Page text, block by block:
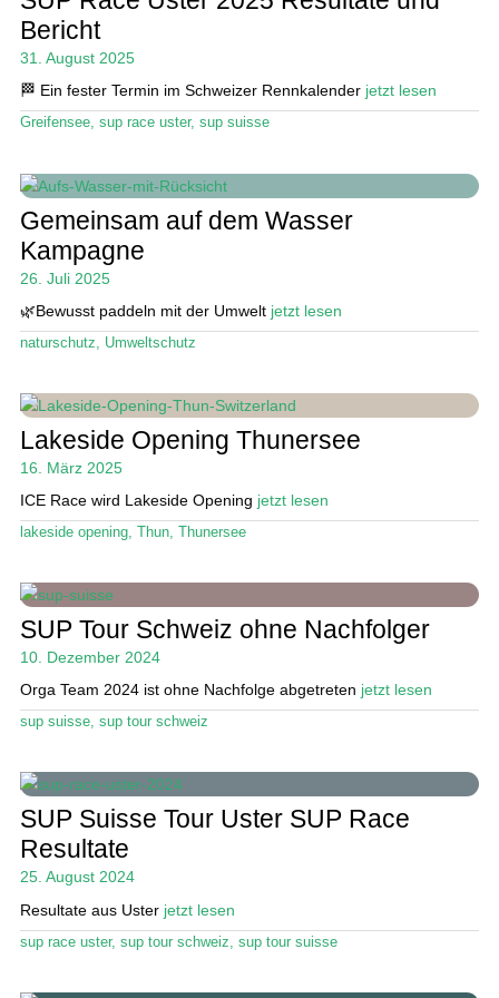
Bericht
31. August 2025
🏁 Ein fester Termin im Schweizer Rennkalender jetzt lesen
Greifensee, sup race uster, sup suisse
Gemeinsam auf dem Wasser
Kampagne
26. Juli 2025
🌿Bewusst paddeln mit der Umwelt jetzt lesen
naturschutz Umweltschutz
Lakeside Opening Thunersee
16. März 2025
ICE Race wird Lakeside Opening jetzt lesen
lakeside opening, Thun, Thunersee
SUP Tour Schweiz ohne Nachfolger
10. Dezember 2024
Orga Team 2024 ist ohne Nachfolge abgetreten jetzt lesen
sup suisse, sup tour schweiz
SUP Suisse Tour Uster SUP Race
Resultate
25. August 2024
Resultate aus Uster jetzt lesen
sup race uster, sup tour schweiz sup tour suisse